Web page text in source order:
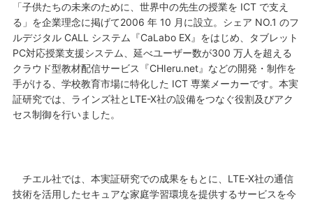
「子供たちの未来のために、世界中の先生の授業を ICT で支え
る」を企業理念に掲げて2006 年 10 月に設立。シェア NO.1 のフ
ルデジタル CALL システム『CaLabo EX』をはじめ、タブレット
PC対応授業支援システム、延べユーザー数が300 万人を超える
クラウド型教材配信サービス『CHIeru.net』などの開発・制作を
手がける、学校教育市場に特化した ICT 専業メーカーです。本実
証研究では、ラインズ社とLTE-X社の設備をつなぐ役割及びアク
セス制御を行いました。
チエル社では、本実証研究での成果をもとに、LTE-X社の通信
技術を活用したセキュアな家庭学習環境を提供するサービスを今